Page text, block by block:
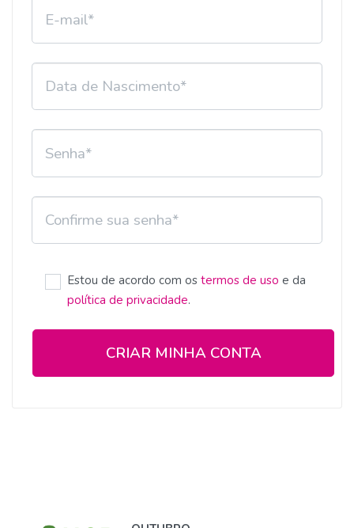
Estou de acordo com os termos de uso e da
política de privacidade.
CRIAR MINHA CONTA